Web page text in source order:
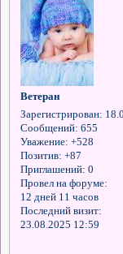
Ветеран
Зарегистрирован:
Сообщений: 655
Уважение: +528
Позитив: +87
Приглашений: 0
Провел на форуме:
12 дней 11 часов
Последний визит:
23.08.2025 12:59